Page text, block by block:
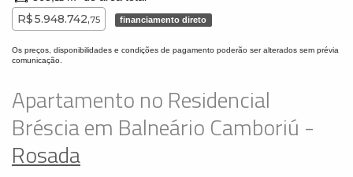
R$ 5.948.742,75 financiamento direto
Os preços, disponibilidades e condições de pagamento poderão ser alterados sem prévia
comunicação.
Apartamento no Residencial
Bréscia em Balneário Camboriú -
Rosada